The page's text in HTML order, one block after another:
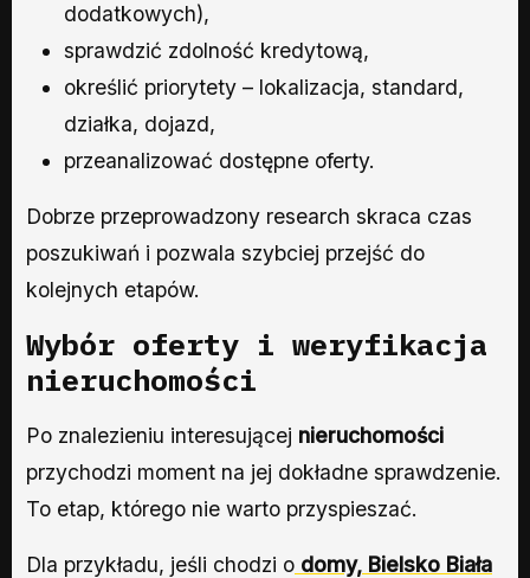
dodatkowych),
sprawdzić zdolność kredytową,
określić priorytety – lokalizacja, standard,
działka, dojazd,
przeanalizować dostępne oferty.
Dobrze przeprowadzony research skraca czas
poszukiwań i pozwala szybciej przejść do
kolejnych etapów.
Wybór oferty i weryfikacja
nieruchomości
Po znalezieniu interesującej nieruchomości
przychodzi moment na jej dokładne sprawdzenie.
To etap, którego nie warto przyspieszać.
Dla przykładu, jeśli chodzi o domy, Bielsko Biała